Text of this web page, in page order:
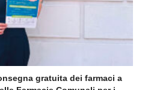
gratuita dei farmaci a